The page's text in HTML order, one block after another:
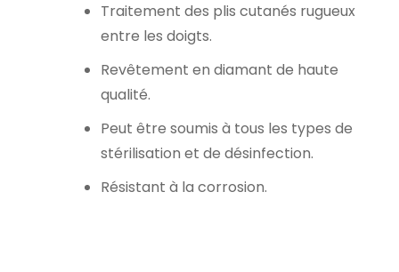
Traitement des plis cutanés rugueux
entre les doigts.
Revêtement en diamant de haute
qualité.
Peut être soumis à tous les types de
stérilisation et de désinfection.
Résistant à la corrosion.